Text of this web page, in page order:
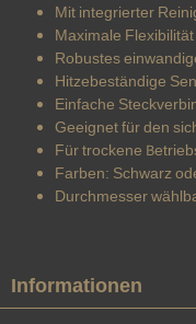
Mit integrierter
Maximale
Robustes
Hitzebeständige
Einfache
Geeignet für den
Für trockene
Farben: Schwarz
Durchmesser
Informationen